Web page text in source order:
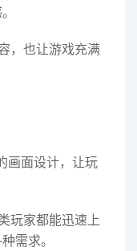
，也让游戏充满
画面设计，让玩
玩家都能迅速上
需求。